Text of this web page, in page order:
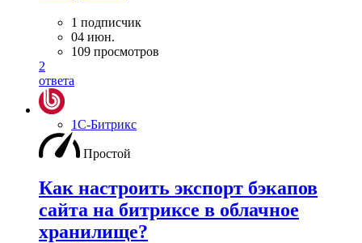
1 подписчик
04 июн.
109 просмотров
2
ответа
1С-Битрикс
Простой
Как настроить экспорт бэкапов
сайта на битриксе в облачное
хранилище?